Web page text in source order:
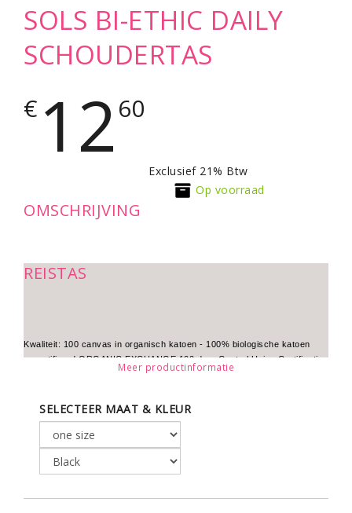
SOLS BI-ETHIC DAILY
SCHOUDERTAS
€ 1260
Exclusief 21% Btw
Op voorraad
OMSCHRIJVING
REISTAS
Kwaliteit: 100 canvas in organisch katoen - 100% biologische katoen
gecertifieerd ORGANIC EXCHANGE 100 door Control Union Certification
- flap met velcro sluiting - comfortabele schouderriem
katoen afkomstig is uit de eerlijke handel en wordt gegarandeerd door
het FAIR TRADE/MAX HAVELAAR en afkomstig uit de biologische
landbouw volgens OE100 door Control Union Certifications (CU 815208)
Meer productinformatie
SELECTEER MAAT & KLEUR